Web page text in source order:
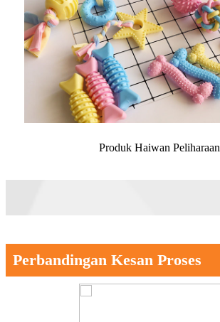
Produk Haiwan Peliharaan
Perbandingan Kesan Proses